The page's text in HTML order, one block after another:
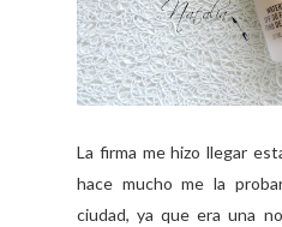
La firma me hizo llegar
hace mucho me la
ciudad, ya que era una